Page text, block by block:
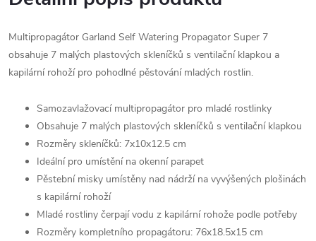
Multipropagátor Garland Self Watering Propagator Super 7
obsahuje 7 malých plastových skleníčků s ventilační klapkou a
kapilární rohoží pro pohodlné pěstování mladých rostlin.
Samozavlažovací multipropagátor pro mladé rostlinky
Obsahuje 7 malých plastových skleníčků s ventilační klapkou
Rozměry skleníčků: 7x10x12.5 cm
Ideální pro umístění na okenní parapet
Pěstební misky umístěny nad nádrží na vyvýšených plošinách
s kapilární rohoží
Mladé rostliny čerpají vodu z kapilární rohože podle potřeby
Rozměry kompletního propagátoru: 76x18.5x15 cm